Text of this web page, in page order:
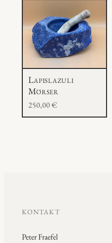
Lapislazuli
Mörser
250,00€
KONTAKT
Peter Fraefel